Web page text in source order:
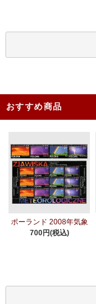
おすすめ商品
ポーランド 2008年気象
700円(税込)